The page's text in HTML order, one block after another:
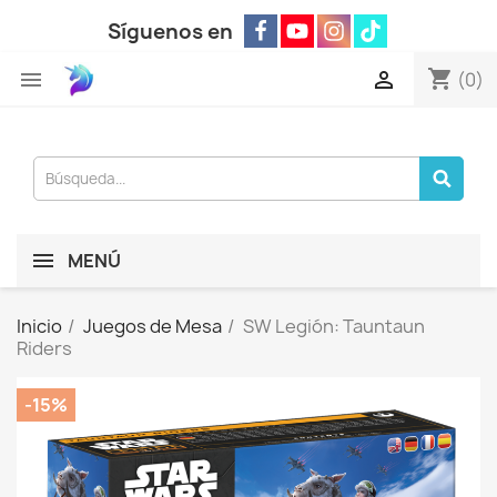
Síguenos en
 shopping_cart (0)

MENÚ
Inicio Juegos de Mesa
SW Legión: Tauntaun
Riders
-15%